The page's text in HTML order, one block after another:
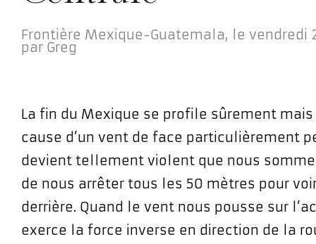
Frontière Mexique-Guatemala, le vendredi
par Greg
La fin du Mexique se profile sûrement
cause d’un vent de face particulièrement
devient tellement violent que nous
de nous arrêter tous les 50 mètres pour
derrière. Quand le vent nous pousse sur
exerce la force inverse en direction de la